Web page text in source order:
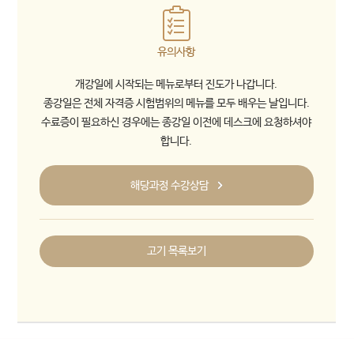
유의사항
개강일에 시작되는 메뉴로부터 진도가 나갑니다.
종강일은 전체 자격증 시험범위의 메뉴를 모두 배우는 날입니다.
수료증이 필요하신 경우에는 종강일 이전에 데스크에 요청하셔야
합니다.
해당과정 수강상담
고기 목록보기